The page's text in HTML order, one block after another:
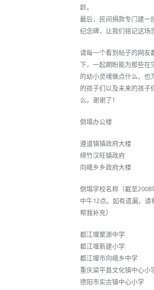
龄。
最后，民间捐款专门建一
纪念碑，让我们铭记这场
请每一个看到帖子的网友
下，一起期盼能为那些在
的幼小灵魂做点什么，也
的孩子们以及未来的孩子
么。谢谢了！
倒塌办公楼
遵道镇镇政府大楼
绵竹汉旺镇政府
向峨乡乡政府大楼
倒塌学校名称（截至2008
中午12点。如有遗漏，请
帮我补充）
都江堰聚源中学
都江堰新建小学
都江堰市向峨乡中学
重庆梁平县文化镇中心小
德阳市实古镇中心小学